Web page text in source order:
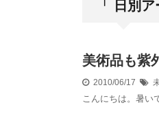
「 日別
美術品も紫
2010/06/17
こんにちは。暑い